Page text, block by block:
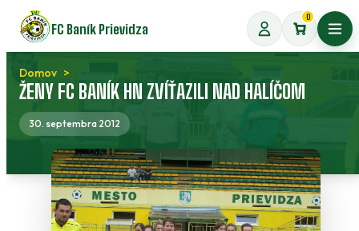
Preskočiť
na
obsah
FC Baník Prievidza
0
Domov
ŽENY FC BANÍK HN ZVÍŤAZILI NAD HALÍČOM
30. septembra 2012